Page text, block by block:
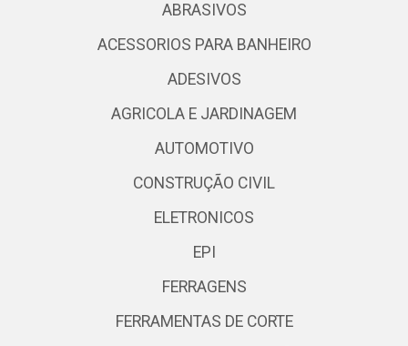
ABRASIVOS
ACESSORIOS PARA BANHEIRO
ADESIVOS
AGRICOLA E JARDINAGEM
AUTOMOTIVO
CONSTRUÇÃO CIVIL
ELETRONICOS
EPI
FERRAGENS
FERRAMENTAS DE CORTE